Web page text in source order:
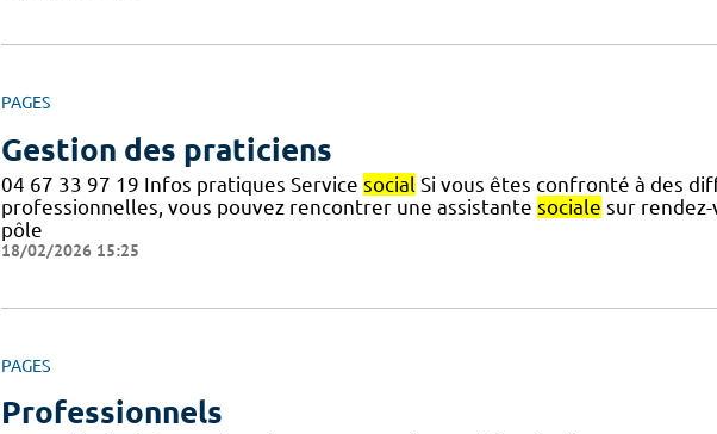
PAGES
Gestion des praticiens
04 67 33 97 19 Infos pratiques Service social Si vous êtes confronté à des
professionnelles, vous pouvez rencontrer une assistante sociale sur
pôle
18/02/2026 15:25
PAGES
Professionnels